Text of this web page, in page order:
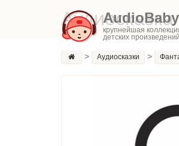
AudioBaby
крупнейшая
детских произведений
> Аудиосказки >